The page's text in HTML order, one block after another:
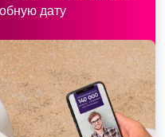
дату